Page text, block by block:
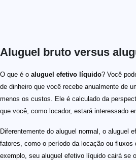
Aluguel bruto versus
O que é o aluguel efetivo líquido? Você
de dinheiro que você recebe anualmente de
menos os custos. Ele é calculado da
que você, como locador, estará interessado
Diferentemente do aluguel normal, o aluguel
fatores, como o período da locação ou fluxos
exemplo, seu aluguel efetivo líquido cairá se